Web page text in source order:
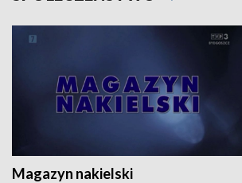
Magazyn nakielski